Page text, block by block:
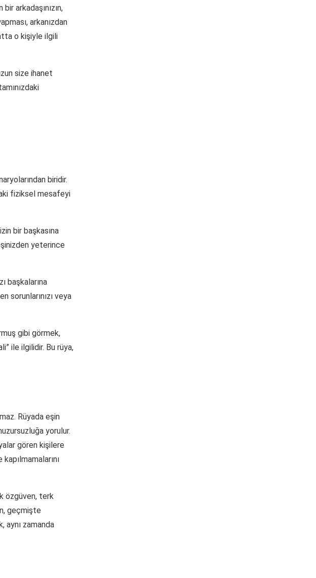
arkadaşınızın,
arkanızdan
o kişiyle ilgili
size ihanet
biridir.
fiziksel mesafeyi
bir başkasına
yeterince
başkalarına
sorunlarınızı veya
gibi görmek,
ile ilgilidir. Bu rüya,
Rüyada eşin
yorulur.
gören kişilere
özgüven, terk
geçmişte
aynı zamanda